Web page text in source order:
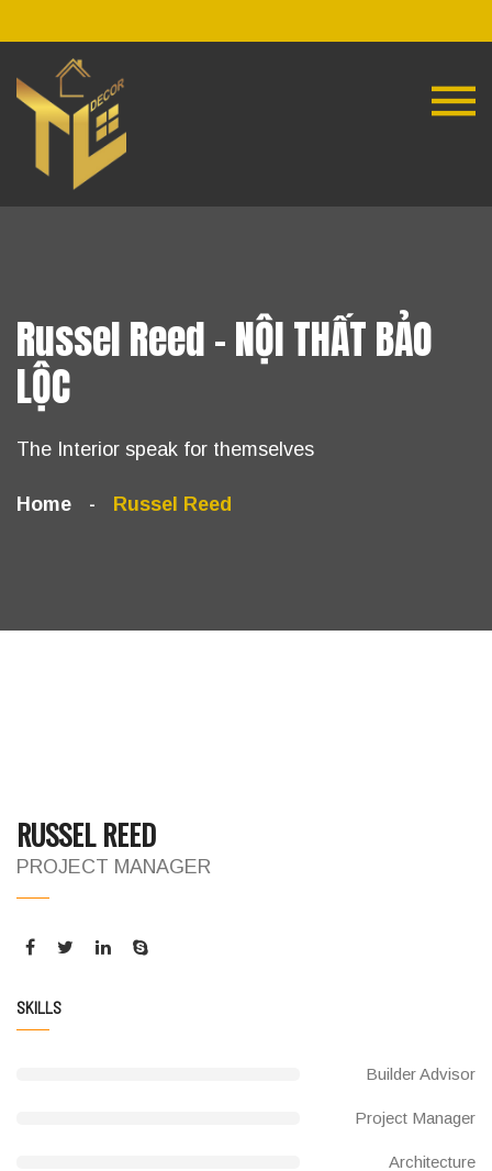
Russel Reed - NỘI THẤT BẢO
LỘC
The Interior speak for themselves
Home Russel Reed
RUSSEL REED
PROJECT MANAGER
SKILLS
Builder Advisor
Project Manager
Architecture